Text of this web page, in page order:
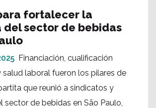
fortalecer la
del sector de bebidas
Financiación, cualificación
laboral fueron los pilares de
que reunió a sindicatos y
sector de bebidas en São Paulo,